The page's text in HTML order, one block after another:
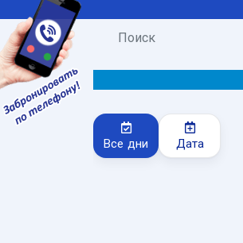
Поиск
Все дни Дата